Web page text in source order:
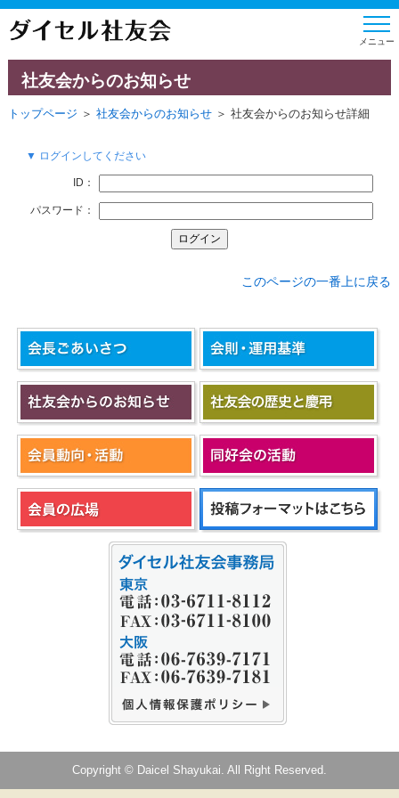
社友会からのお知らせ
トップページ ＞ 社友会からのお知らせ＞ 社友会からのお知らせ詳細
▼ ログインしてください
ID：
パスワード：
このページの一番上に戻る
Copyright © Daicel Shayukai. All Right Reserved.